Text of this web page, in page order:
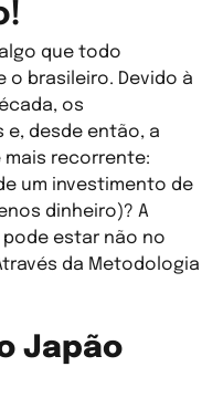
que todo
o brasileiro. Devido à
os
desde então, a
recorrente:
um investimento de
dinheiro)? A
estar não no
da Metodologia
Japão